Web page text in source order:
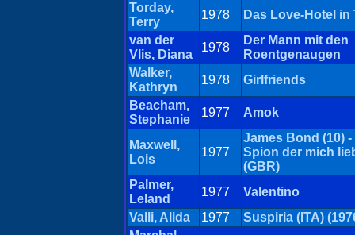
Torday,
Terry
1978
Das Love-Hotel in
van der
Vlis, Diana
1978
Der Mann mit den
Roentgenaugen
Walker,
Kathryn
1978
Girlfriends
Beacham,
Stephanie
1977 Amok
Maxwell,
Lois
1977
James Bond (10) -
Spion der mich
(GBR)
Palmer,
Leland
1977
Valentino
Valli, Alida
1977
Suspiria (ITA)